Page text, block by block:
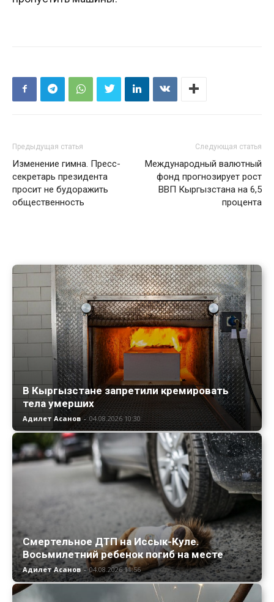
Предыдущая статья
Изменение гимна. Пресс-
секретарь президента
просит не будоражить
общественность
Следующая статья
Международный валютный
фонд прогнозирует рост
ВВП Кыргызстана на 6,5
процента
В Кыргызстане запретили кремировать
тела умерших
Адилет Асанов - 04.08.2026 10:30
Смертельное ДТП на Иссык-Куле.
Восьмилетний ребенок погиб на месте
Адилет Асанов - 04.08.2026 11:56